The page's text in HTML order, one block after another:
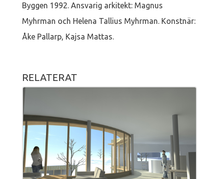
Byggen 1992. Ansvarig arkitekt: Magnus
Myhrman och Helena Tallius Myhrman. Konstnär:
Åke Pallarp, Kajsa Mattas.
RELATERAT